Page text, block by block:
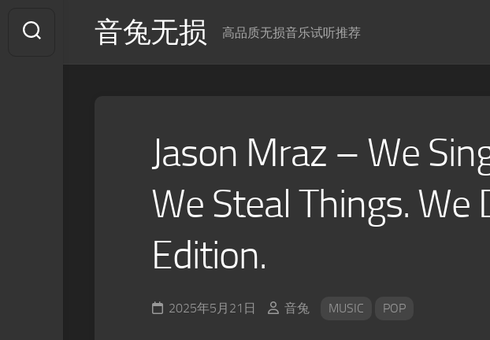
content
音兔无损 高品质无损音乐试听推荐
Jason Mraz – We
We Steal Things. We
Edition.
2025年5月21日 音兔 MUSIC POP